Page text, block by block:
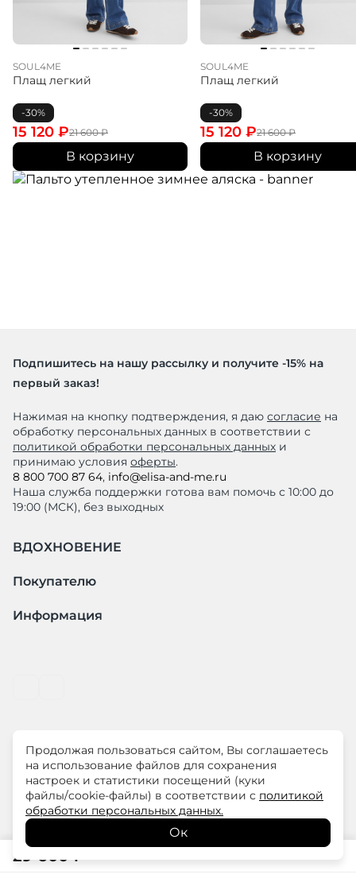
29 600 ₽
SOUL4ME
Плащ легкий
-30%
21 600₽
15 120 ₽
В корзину
SOUL4ME
Плащ легкий
-30%
21 600₽
15 120 ₽
В корзину
Подпишитесь на нашу рассылку и получите -15% на
первый заказ!
Нажимая на кнопку подтверждения, я даю согласие на
обработку персональных данных в соответствии с
политикой обработки персональных данных и
принимаю условия оферты.
8 800 700 87 64, info@elisa-and-me.ru
Наша служба поддержки готова вам помочь с 10:00 до
19:00 (МСК), без выходных
ВДОХНОВЕНИЕ
Покупателю
Информация
© ООО "ЛиМ Холдинг" 2026
ELISA.AND.ME – элегантная премиум одежда для
современных женщин
Продолжая пользоваться сайтом, Вы соглашаетесь
на использование файлов для сохранения
настроек и статистики посещений (куки
файлы/cookie-файлы) в соответствии с политикой
обработки персональных данных.
Ок